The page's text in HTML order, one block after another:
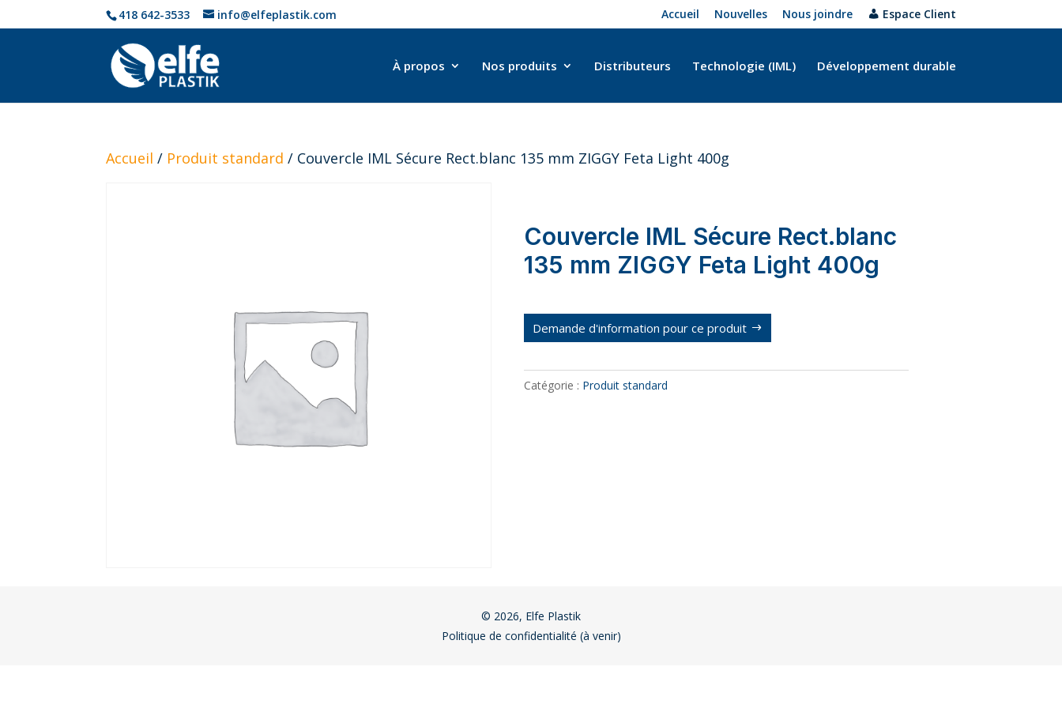
418 642-3533 info@elfeplastik.com Accueil Nouvelles Nous joindre Espace Client
À propos Nos produits Distributeurs Technologie (IML) Développement durable
Accueil / Produit standard / Couvercle IML Sécure Rect.blanc 135 mm ZIGGY Feta Light 400g
Couvercle IML Sécure Rect.blanc
135 mm ZIGGY Feta Light 400g
Demande d'information pour ce produit
Catégorie : Produit standard
© 2026, Elfe Plastik
Politique de confidentialité (à venir)